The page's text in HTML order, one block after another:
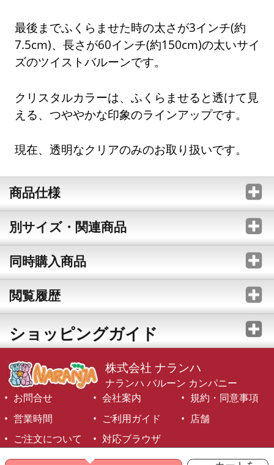
最後までふくらませた時の太さが3インチ(約
7.5cm)、長さが60インチ(約150cm)の太いサイ
ズのツイストバルーンです。
クリスタルカラーは、ふくらませると透けて見
える、つややかな印象のラインアップです。
現在、透明なクリアのみのお取り扱いです。
商品仕様
別サイズ・関連商品
同時購入商品
閲覧履歴
ショッピングガイド
株式会社 ナランハ
ナランハ バルーン カンパニー
お問合せ
会社案内
規約・同意事項
営業時間
ご利用ガイド
店舗
ご注文について
対応ブラウザ
©1999-2026 NARANJA Inc. All Rights Reserved.